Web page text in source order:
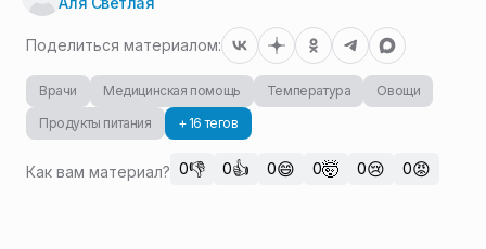
Поделиться материалом:
Врачи Медицинская помощь Температура
Овощи
Продукты питания
+ 16 тегов
Как вам материал? 0👎 0👍 0😄 0🤯 0😢 0😡